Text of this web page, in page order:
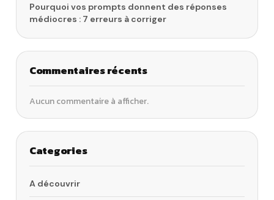
Pourquoi vos prompts donnent des réponses
médiocres : 7 erreurs à corriger
Commentaires récents
Aucun commentaire à afficher.
Categories
A découvrir